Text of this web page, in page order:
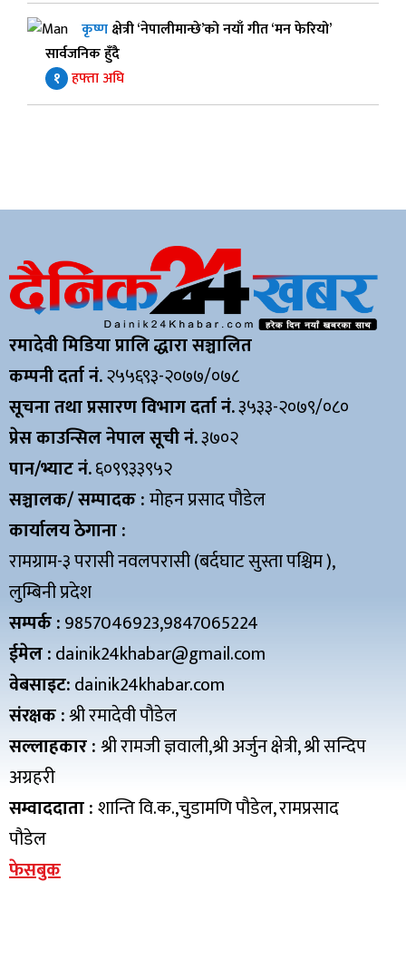
कृष्णक्षेत्री ‘नेपालीमान्छे’को नयाँ गीत ‘मन फेरियो’
सार्वजनिक हुँदै
१ हफ्ता अघि
रमादेवी मिडिया प्रालि द्धारा सञ्चालित
कम्पनी दर्ता नं.२५५६९३-२०७७/०७८
सूचना तथा प्रसारण विभाग दर्ता नं.३५३३-२०७९/०८०
प्रेस काउन्सिल नेपाल सूची नं.३७०२
पान/भ्याट नं.६०९९३३९५२
सञ्चालक/ सम्पादक :मोहन प्रसाद पौडेल
कार्यालय ठेगाना :
रामग्राम-३ परासी नवलपरासी (बर्दघाट सुस्ता पश्चिम ),
लुम्बिनी प्रदेश
सम्पर्क :9857046923,9847065224
ईमेल :dainik24khabar@gmail.com
वेबसाइट:dainik24khabar.com
संरक्षक :श्री रमादेवी पौडेल
सल्लाहकार :श्री रामजी ज्ञवाली,श्री अर्जुन क्षेत्री, श्री सन्दिप
अग्रहरी
सम्वाददाता :शान्ति वि.क.,चुडामणि पौडेल, रामप्रसाद
पौडेल
फेसबुक